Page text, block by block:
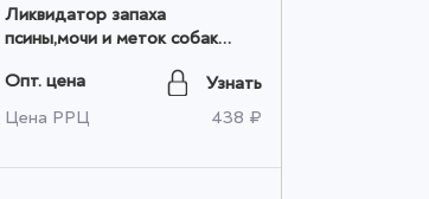
Ликвидатор запаха
псины,мочи и меток собак
Опт. цена
Узнать
Цена РРЦ
438 ₽